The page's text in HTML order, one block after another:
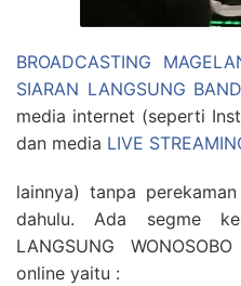
BROADCASTING
SIARAN LANGSUNG
media internet (seperti
dan media LIVE
lainnya) tanpa
dahulu. Ada segme
LANGSUNG
online yaitu :